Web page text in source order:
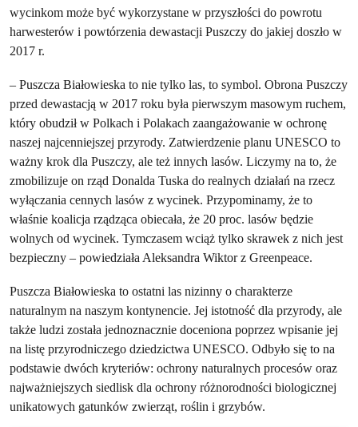
wycinkom może być wykorzystane w przyszłości do powrotu
harwesterów i powtórzenia dewastacji Puszczy do jakiej doszło w
2017 r.
– Puszcza Białowieska to nie tylko las, to symbol. Obrona Puszczy
przed dewastacją w 2017 roku była pierwszym masowym ruchem,
który obudził w Polkach i Polakach zaangażowanie w ochronę
naszej najcenniejszej przyrody. Zatwierdzenie planu UNESCO to
ważny krok dla Puszczy, ale też innych lasów. Liczymy na to, że
zmobilizuje on rząd Donalda Tuska do realnych działań na rzecz
wyłączania cennych lasów z wycinek. Przypominamy, że to
właśnie koalicja rządząca obiecała, że 20 proc. lasów będzie
wolnych od wycinek. Tymczasem wciąż tylko skrawek z nich jest
bezpieczny – powiedziała Aleksandra Wiktor z Greenpeace.
Puszcza Białowieska to ostatni las nizinny o charakterze
naturalnym na naszym kontynencie. Jej istotność dla przyrody, ale
także ludzi została jednoznacznie doceniona poprzez wpisanie jej
na listę przyrodniczego dziedzictwa UNESCO. Odbyło się to na
podstawie dwóch kryteriów: ochrony naturalnych procesów oraz
najważniejszych siedlisk dla ochrony różnorodności biologicznej
unikatowych gatunków zwierząt, roślin i grzybów.